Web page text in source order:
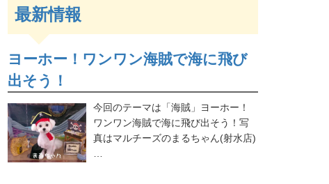
最新情報
ヨーホー！ワンワン海賊で海に飛び
出そう！
今回のテーマは「海賊」ヨーホー！
ワンワン海賊で海に飛び出そう！写
真はマルチーズのまるちゃん(射水店)
…